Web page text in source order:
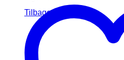
Tilbage til shoppen